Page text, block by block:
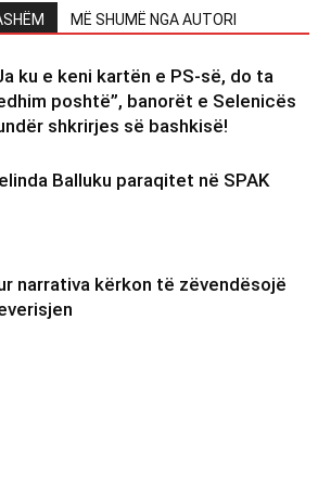
MË SHUMË NGA AUTORI
ku e keni kartën e PS-së, do ta
poshtë”, banorët e Selenicës
shkrirjes së bashkisë!
Balluku paraqitet në SPAK
narrativa kërkon të zëvendësojë